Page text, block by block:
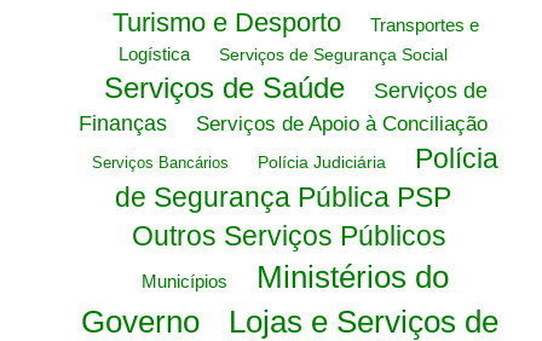
Turismo e Desporto
Transportes e
Logística
Serviços de Segurança Social
Serviços de Saúde
Serviços de
Finanças
Serviços de Apoio à Conciliação
Serviços Bancários Polícia Judiciária
Polícia
de Segurança Pública PSP
Outros Serviços Públicos
Municípios
Ministérios do
Governo
Lojas e Serviços de